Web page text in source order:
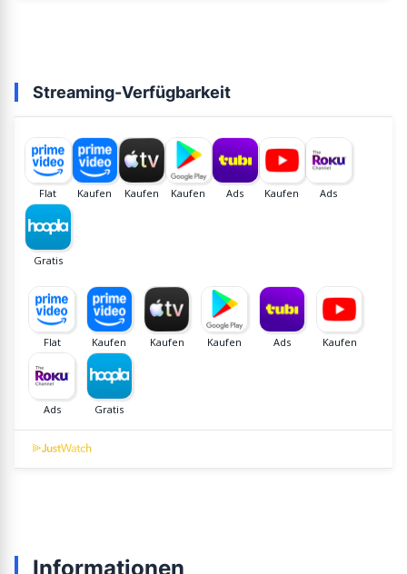
Streaming-Verfügbarkeit
Informationen